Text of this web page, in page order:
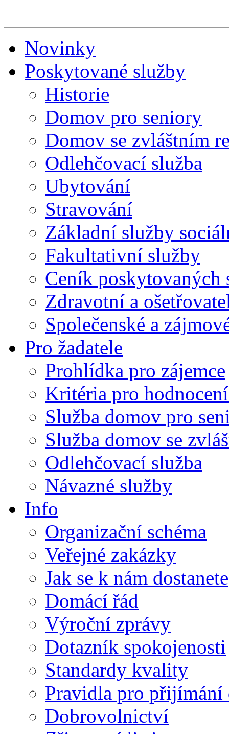
Novinky
Poskytované služby
Historie
Domov pro seniory
Domov se zvláštním
Odlehčovací služba
Ubytování
Stravování
Základní služby
Fakultativní služby
Ceník poskytovaných
Zdravotní a
Společenské a
Pro žadatele
Prohlídka pro zájemce
Kritéria pro
Služba domov pro
Služba domov se
Odlehčovací služba
Návazné služby
Info
Organizační schéma
Veřejné zakázky
Jak se k nám dostanete
Domácí řád
Výroční zprávy
Dotazník spokojenosti
Standardy kvality
Pravidla pro přijímání
Dobrovolnictví